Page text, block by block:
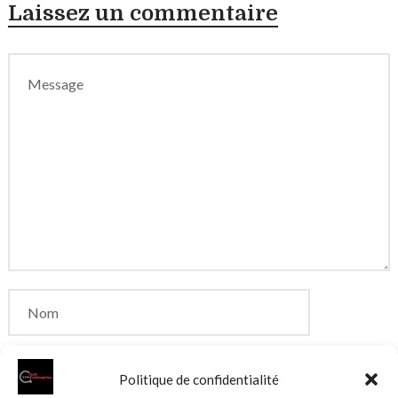
Politique de confidentialité
Laissez un commentaire